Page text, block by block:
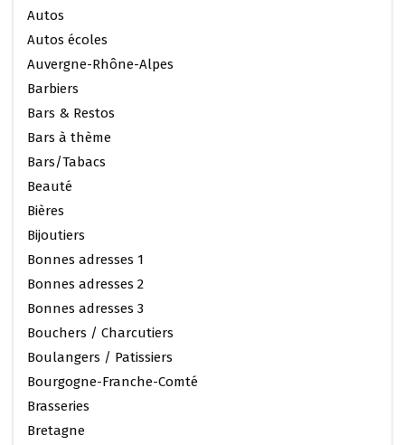
Autos
Autos écoles
Auvergne-Rhône-Alpes
Barbiers
Bars & Restos
Bars à thème
Bars/Tabacs
Beauté
Bières
Bijoutiers
Bonnes adresses 1
Bonnes adresses 2
Bonnes adresses 3
Bouchers / Charcutiers
Boulangers / Patissiers
Bourgogne-Franche-Comté
Brasseries
Bretagne